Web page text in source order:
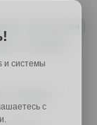
и системы
с